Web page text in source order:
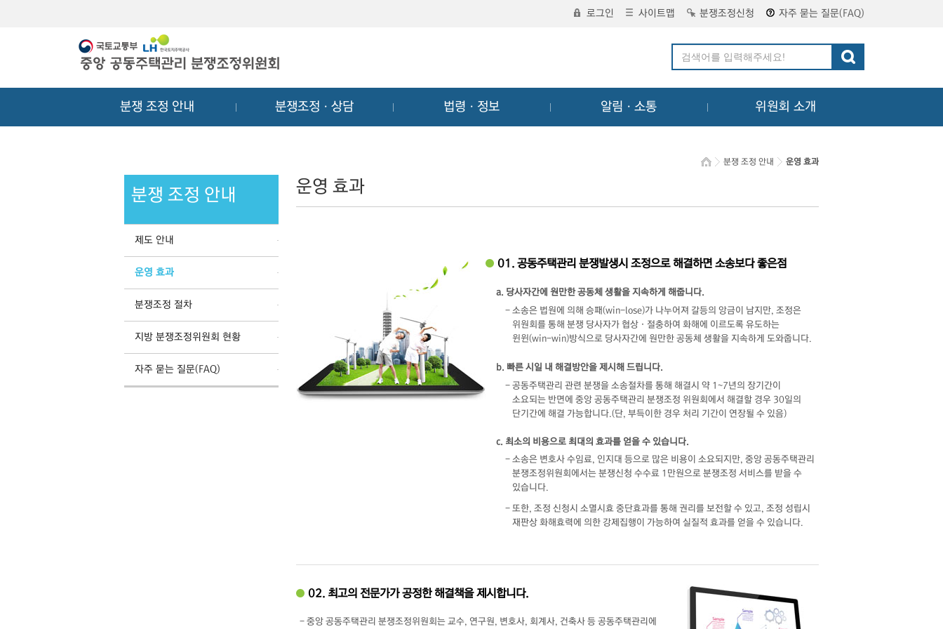
로그인 사이트맵 분쟁조정신청 자주 묻는 질문(FAQ)
분쟁 조정 안내 분쟁조정ㆍ상담 법령ㆍ정보 알림ㆍ소통 위원회 소개
분쟁 조정 안내
제도 안내
운영 효과
분쟁조정 절차
지방 분쟁조정위원회 현황
자주 묻는 질문(FAQ)
분쟁 조정 안내 운영 효과
운영 효과
01. 공동주택관리 분쟁발생시 조정으로 해결하면 소송보다 좋은점
a. 당사자간에 원만한 공동체 생활을 지속하게 해줍니다.
- 소송은 법원에 의해 승패(win-lose)가 나누어져 갈등의 앙금이 남지만, 조정은
위원회를 통해 분쟁 당사자가 협상 · 절충하여 화해에 이르도록 유도하는
윈윈(win-win)방식으로 당사자간에 원만한 공동체 생활을 지속하게 도와줍니다.
b. 빠른 시일 내 해결방안을 제시해 드립니다.
- 공동주택관리 관련 분쟁을 소송절차를 통해 해결시 약 1~7년의 장기간이
소요되는 반면에 중앙 공동주택관리 분쟁조정 위원회에서 해결할 경우 30일의
단기간에 해결 가능합니다.(단, 부득이한 경우 처리 기간이 연장될 수 있음)
c. 최소의 비용으로 최대의 효과를 얻을 수 있습니다.
- 소송은 변호사 수임료, 인지대 등으로 많은 비용이 소요되지만, 중앙 공동주택관리
분쟁조정위원회에서는 분쟁신청 수수료 1만원으로 분쟁조정 서비스를 받을 수
있습니다.
- 또한, 조정 신청시 소멸시효 중단효과를 통해 권리를 보전할 수 있고, 조정 성립시
재판상 화해효력에 의한 강제집행이 가능하여 실질적 효과를 얻을 수 있습니다.
02. 최고의 전문가가 공정한 해결책을 제시합니다.
- 중앙 공동주택관리 분쟁조정위원회는 교수, 연구원, 변호사, 회계사, 건축사 등 공동주택관리에